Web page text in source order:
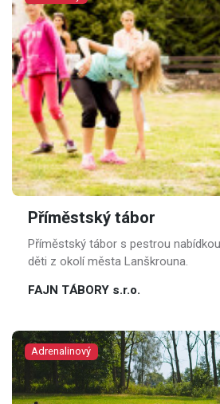
Příměstský tábor
Příměstský tábor s pestrou
děti z okolí města Lanškrouna.
FAJN TÁBORY s.r.o.
Adrenalinový